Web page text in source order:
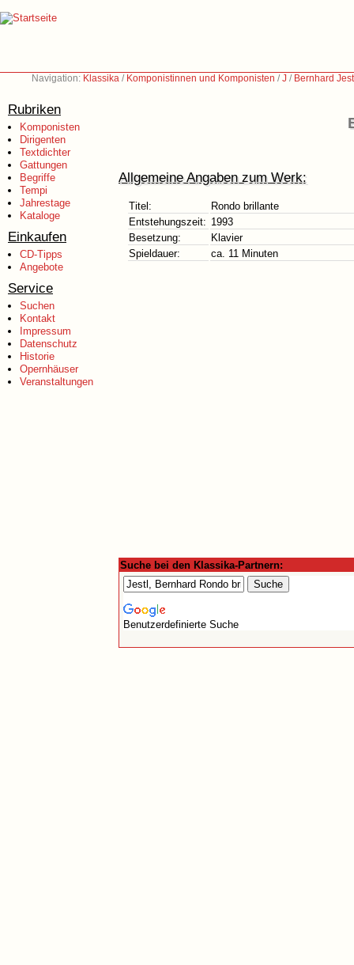
Navigation: Klassika / Komponistinnen und Komponisten /J / Bernhard
Rubriken
Komponisten
Dirigenten
Textdichter
Gattungen
Begriffe
Tempi
Jahrestage
Kataloge
Einkaufen
CD-Tipps
Angebote
Service
Suchen
Kontakt
Impressum
Datenschutz
Historie
Opernhäuser
Veranstaltungen
Allgemeine Angaben zum Werk:
Titel:
Rondo brillante
Entstehungszeit: 1993
Besetzung:
Klavier
Spieldauer:
ca. 11 Minuten
Suche bei den Klassika-Partnern:
Benutzerdefinierte Suche